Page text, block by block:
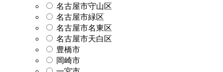
名古屋市守山区
名古屋市緑区
名古屋市名東区
名古屋市天白区
豊橋市
岡崎市